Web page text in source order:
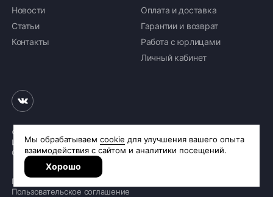
Новости
Статьи
Контакты
Оплата и доставка
Гарантии и возврат
Работа с юрлицами
Личный кабинет
© 2026 «Шинное бюро Шлепакова»
Интернет-магазин шин и дисков
Сделано вR.class
Политика обработки персональных данных
Пользовательское соглашение